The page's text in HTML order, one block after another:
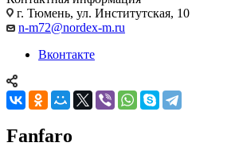
г. Тюмень, ул. Институтская, 10
n-m72@nordex-m.ru
Вконтакте
Fanfaro